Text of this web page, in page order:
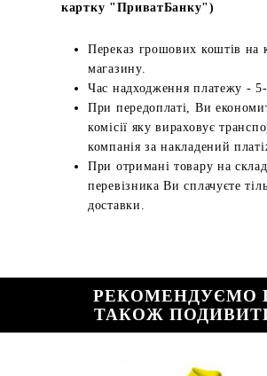
картку "ПриватБанку")
Переказ грошових коштів на
магазину.
Час надходження платежу -
При передоплаті, Ви
комісії яку вираховує
компанія за накладений
При отримані товару на
перевізника Ви сплачуєте
доставки.
РЕКОМЕНДУЄМО
ТАКОЖ